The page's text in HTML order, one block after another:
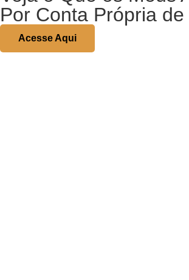
Por Conta Própria
Acesse Aqui